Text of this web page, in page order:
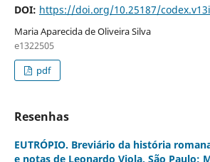
DOI: https://doi.org/10.25187/
Maria Aparecida de Oliveira Silva
e1322505
pdf
Resenhas
EUTRÓPIO. Breviário da história
e notas de Leonardo Viola. São Paulo: